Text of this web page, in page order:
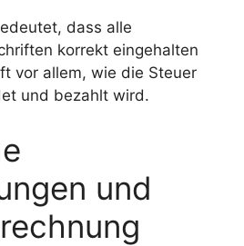
dass alle
korrekt eingehalten
vor allem, wie die Steuer
und bezahlt wird.
und